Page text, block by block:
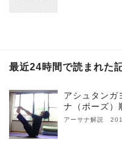
最近24時間で読まれた
アシュタンガ
ナ（ポーズ）
アーサナ解説